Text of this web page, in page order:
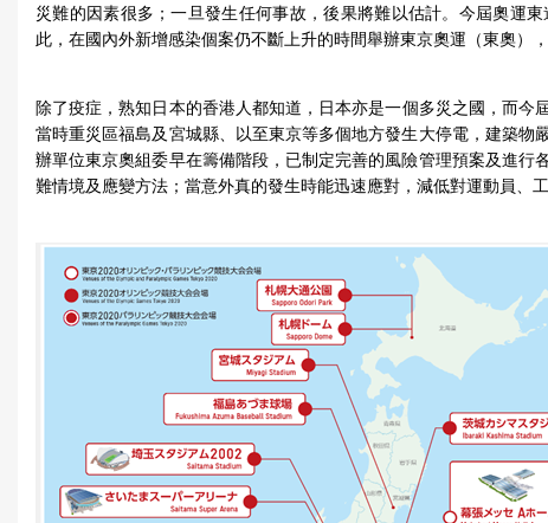
災難的因素很多；一旦發生任何事故，後果將難以估計。今屆奧運
此，在國內外新增感染個案仍不斷上升的時間舉辦東京奧運（東奧），
除了疫症，熟知日本的香港人都知道，日本亦是一個多災之國，而今
當時重災區福島及宮城縣、以至東京等多個地方發生大停電，建築
辦單位東京奧組委早在籌備階段，已制定完善的風險管理預案及進
難情境及應變方法；當意外真的發生時能迅速應對，減低對運動員、